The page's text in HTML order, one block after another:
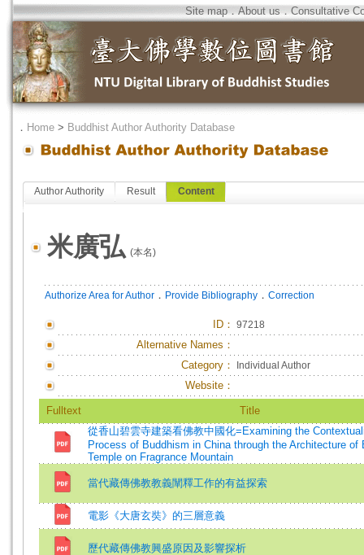
Site map．About us．Consultative
． Home > Buddhist Author Authority Database
Author Authority Result Content
米廣弘 (本名)
Authorize Area for Author ． Provide Bibliography ． Correction
ID ： 97218
Alternative Names：
Category：
Individual Author
Website：
Fulltext
Title
從香山碧雲寺建築看佛教中國化=Examining the
Process of Buddhism in China through the Architecture of
Temple on Fragrance Mountain
當代藏傳佛教教義闡釋工作的有益探索
電影《大唐玄奘》的三層意義
歷代藏傳佛教興盛原因及影響探析